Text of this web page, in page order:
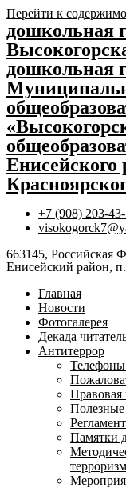
Перейти к
дошкольная
Енисейского
+7 (908) 203-
663145, Российская
Енисейский район,
Главная
Новости
Фотогалерея
Декада
Антитеррор
Памятки